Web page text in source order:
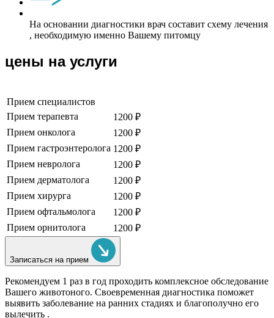
На основании диагностики врач составит схему лечения
, необходимую именно Вашему питомцу
цены на услуги
Прием специалистов
Прием терапевта
1200 ₽
Прием онколога
1200 ₽
Прием гастроэнтеролога 1200 ₽
Прием невролога
1200 ₽
Прием дерматолога
1200 ₽
Прием хирурга
1200 ₽
Прием офтальмолога
1200 ₽
Прием орнитолога
1200 ₽
Записаться на прием
Рекомендуем 1 раз в год проходить комплексное обследование
Вашего животоного. Своевременная диагностика поможет
выявить заболевание на ранних стадиях и благополучно его
вылечить .